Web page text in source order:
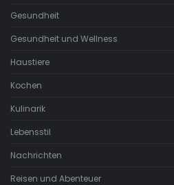
Gesundheit
Gesundheit und Wellness
Haustiere
Kochen
Kulinarik
Lebensstil
Nachrichten
Reisen und Abenteuer